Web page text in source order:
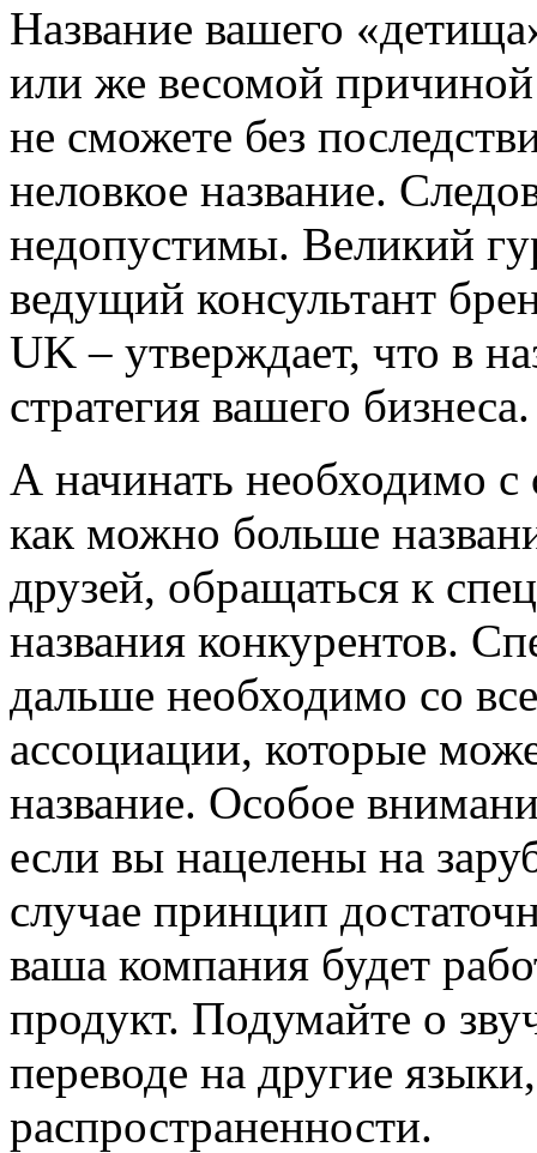
Название вашего
или же весомой
не сможете без
неловкое название.
недопустимы. Великий
ведущий консультант
UK – утверждает, что в
стратегия вашего бизнеса.
А начинать необходимо с
как можно больше
друзей, обращаться к
названия конкурентов.
дальше необходимо со
ассоциации, которые
название. Особое
если вы нацелены на
случае принцип
ваша компания будет
продукт. Подумайте о
переводе на другие
распространенности.